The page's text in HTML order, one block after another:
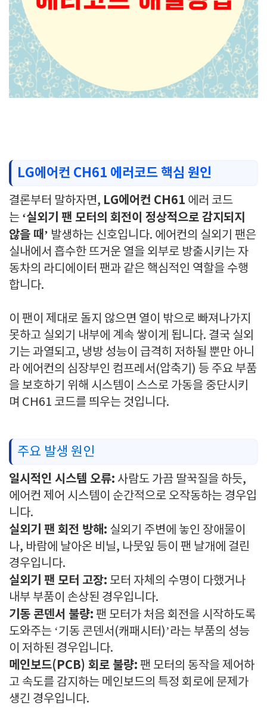
LG에어컨 CH61 에러코드 핵심 원인
결론부터 말하자면, LG에어컨 CH61 에러 코드
는 ‘실외기 팬 모터의 회전이 정상적으로 감지되지
않을 때’ 발생하는 신호입니다. 에어컨의 실외기 팬은
실내에서 흡수한 뜨거운 열을 외부로 방출시키는 자
동차의 라디에이터 팬과 같은 핵심적인 역할을 수행
합니다.
이 팬이 제대로 돌지 않으면 열이 밖으로 빠져나가지
못하고 실외기 내부에 계속 쌓이게 됩니다. 결국 실외
기는 과열되고, 냉방 성능이 급격히 저하될 뿐만 아니
라 에어컨의 심장부인 컴프레서(압축기) 등 주요 부품
을 보호하기 위해 시스템이 스스로 가동을 중단시키
며 CH61 코드를 띄우는 것입니다.
주요 발생 원인
일시적인 시스템 오류: 사람도 가끔 딸꾹질을 하듯,
에어컨 제어 시스템이 순간적으로 오작동하는 경우입
니다.
실외기 팬 회전 방해: 실외기 주변에 놓인 장애물이
나, 바람에 날아온 비닐, 나뭇잎 등이 팬 날개에 걸린
경우입니다.
실외기 팬 모터 고장: 모터 자체의 수명이 다했거나
내부 부품이 손상된 경우입니다.
기동 콘덴서 불량: 팬 모터가 처음 회전을 시작하도록
도와주는 ‘기동 콘덴서(캐패시터)’라는 부품의 성능
이 저하된 경우입니다.
메인보드(PCB) 회로 불량: 팬 모터의 동작을 제어하
고 속도를 감지하는 메인보드의 특정 회로에 문제가
생긴 경우입니다.